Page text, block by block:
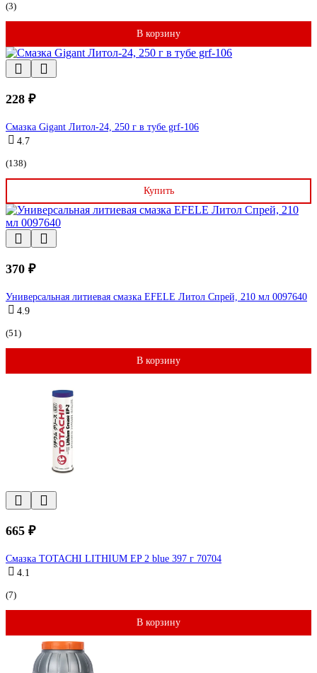
(3)
В корзину
228 ₽
Смазка Gigant Литол-24, 250 г в тубе grf-106
4.7
(138)
Купить
370 ₽
Универсальная литиевая смазка EFELE Литол Спрей, 210 мл 0097640
4.9
(51)
В корзину
665 ₽
Смазка TOTACHI LITHIUM EP 2 blue 397 г 70704
4.1
(7)
В корзину